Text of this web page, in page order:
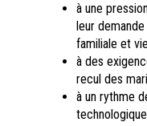
à une
leur
familiale et
à des
recul des
à un rythme